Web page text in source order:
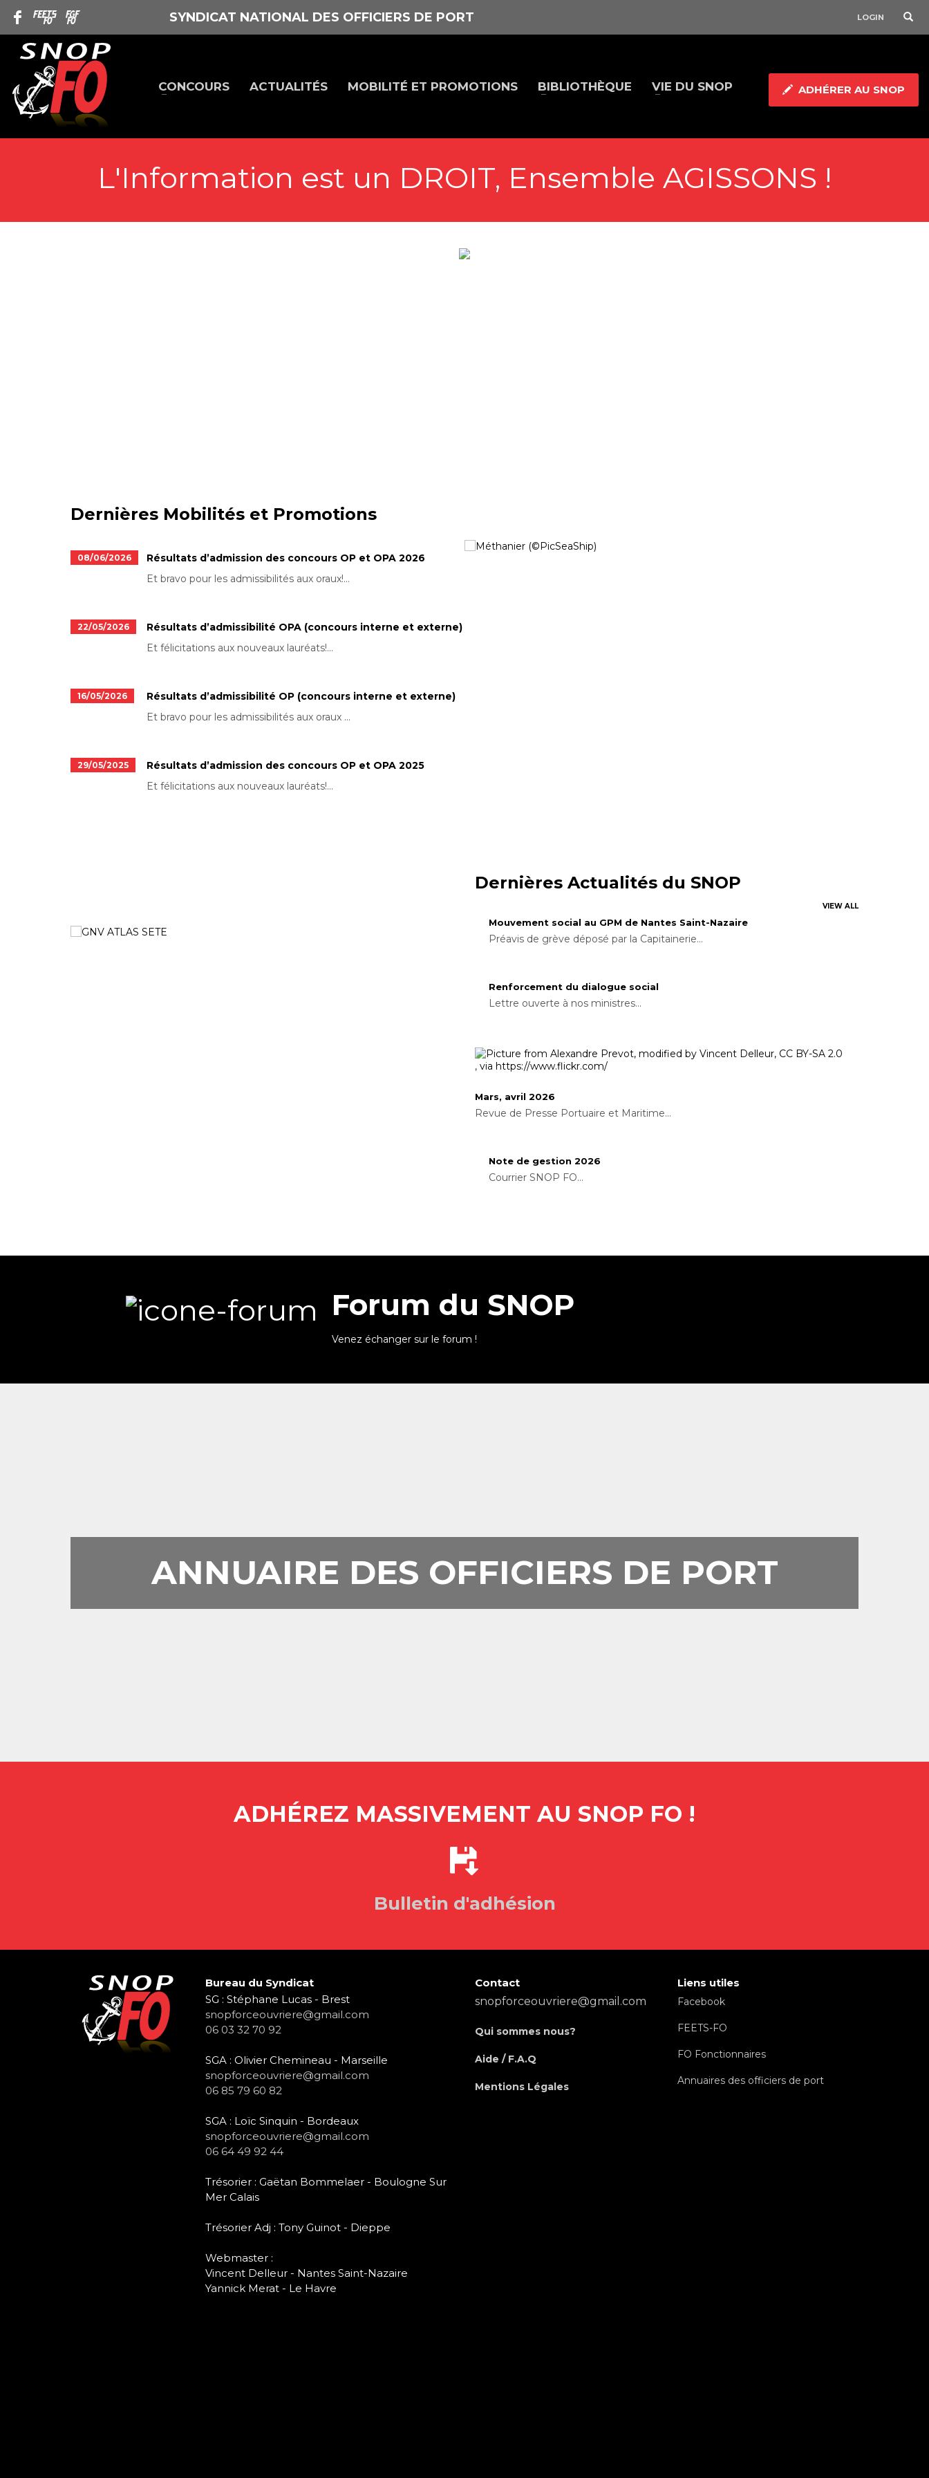
SYNDICAT NATIONAL DES OFFICIERS DE PORT LOGIN
CONCOURS ACTUALITÉS MOBILITÉ ET PROMOTIONS BIBLIOTHÈQUE VIE DU SNOP ADHÉRER AU SNOP
L'Information est un DROIT, Ensemble AGISSONS !
Dernières Mobilités et Promotions
08/06/2026
Résultats d’admission des concours OP et OPA 2026
Et bravo pour les admissibilités aux oraux!...
22/05/2026
Résultats d’admissibilité OPA (concours interne et externe)
Et félicitations aux nouveaux lauréats!...
16/05/2026
Résultats d’admissibilité OP (concours interne et externe)
Et bravo pour les admissibilités aux oraux ...
29/05/2025
Résultats d’admission des concours OP et OPA 2025
Et félicitations aux nouveaux lauréats!...
Dernières Actualités du SNOP
VIEW ALL
Mouvement social au GPM de Nantes Saint-Nazaire
Préavis de grève déposé par la Capitainerie...
Renforcement du dialogue social
Lettre ouverte à nos ministres...
Mars, avril 2026
Revue de Presse Portuaire et Maritime...
Note de gestion 2026
Courrier SNOP FO...
Forum du SNOP
Venez échanger sur le forum !
ANNUAIRE DES OFFICIERS DE PORT
ADHÉREZ MASSIVEMENT AU SNOP FO !
Bulletin d'adhésion
Bureau du Syndicat
SG : Stéphane Lucas - Brest
snopforceouvriere@gmail.com
06 03 32 70 92
SGA : Olivier Chemineau - Marseille
snopforceouvriere@gmail.com
06 85 79 60 82
SGA : Loïc Sinquin - Bordeaux
snopforceouvriere@gmail.com
06 64 49 92 44
Trésorier : Gaëtan Bommelaer - Boulogne Sur
Mer Calais
Trésorier Adj : Tony Guinot - Dieppe
Webmaster :
Vincent Delleur - Nantes Saint-Nazaire
Yannick Merat - Le Havre
Contact
snopforceouvriere@gmail.com
Qui sommes nous?
Aide / F.A.Q
Mentions Légales
Liens utiles
Facebook
FEETS-FO
FO Fonctionnaires
Annuaires des officiers de port